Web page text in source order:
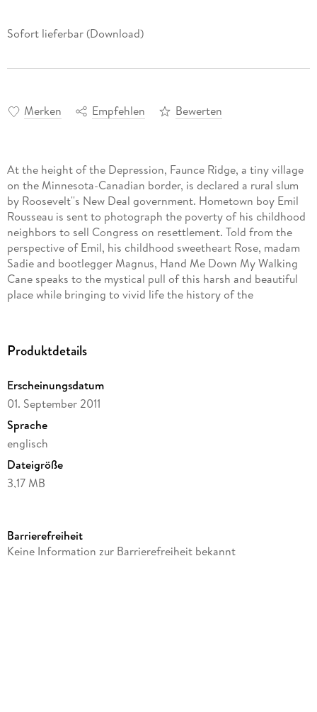
Sofort lieferbar (Download)
Merken Empfehlen Bewerten
At the height of the Depression, Faunce Ridge, a tiny village
on the Minnesota-Canadian border, is declared a rural slum
by Roosevelt''s New Deal government. Hometown boy Emil
Rousseau is sent to photograph the poverty of his childhood
neighbors to sell Congress on resettlement. Told from the
perspective of Emil, his childhood sweetheart Rose, madam
Sadie and bootlegger Magnus, Hand Me Down My Walking
Cane speaks to the mystical pull of this harsh and beautiful
place while bringing to vivid life the history of the
Produktdetails
Erscheinungsdatum
01. September 2011
Sprache
englisch
Dateigröße
3,17 MB
Verlag/Hersteller
Barrierefreiheit
Keine Information zur Barrierefreiheit bekannt